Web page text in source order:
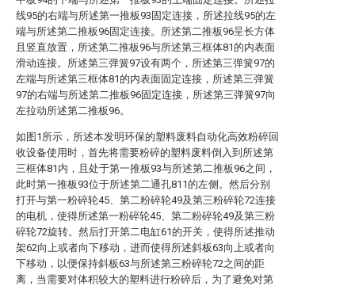
线95的右端与所述第一推板93固定连接，所述拉线95的左
端与所述第二推板96固定连接。所述第二推板96呈长方体
且竖直放置，所述第二推板96与所述第三框体81的内表面
滑动连接。所述第三弹簧97设有两个，所述第三弹簧97的
左端与所述第三框体81的内表面固定连接，所述第三弹簧
97的右端与所述第二推板96固定连接，所述第三弹簧97向
左拉动所述第二推板96。
如图1所示，所述本发明环保的塑料废料自动化高效粉碎回
收设备使用时，首先将需要粉碎的塑料废料倒入到所述第
三框体81内，且处于第一推板93与所述第二推板96之间，
此时第一推板93位于所述第二通孔811的左侧。然后分别
打开与第一粉碎轮45、第二粉碎轮49及第三粉碎轮72连接
的电机，使得所述第一粉碎轮45、第二粉碎轮49及第三粉
碎轮72旋转。然后打开第二电缸61的开关，使得所述推动
架62向上或者向下移动，进而使得所述斜板63向上或者向
下移动，以便保持斜板63与所述第三粉碎轮72之间的距
离，当需要对体积较大的塑料进行粉碎后，为了避免对第